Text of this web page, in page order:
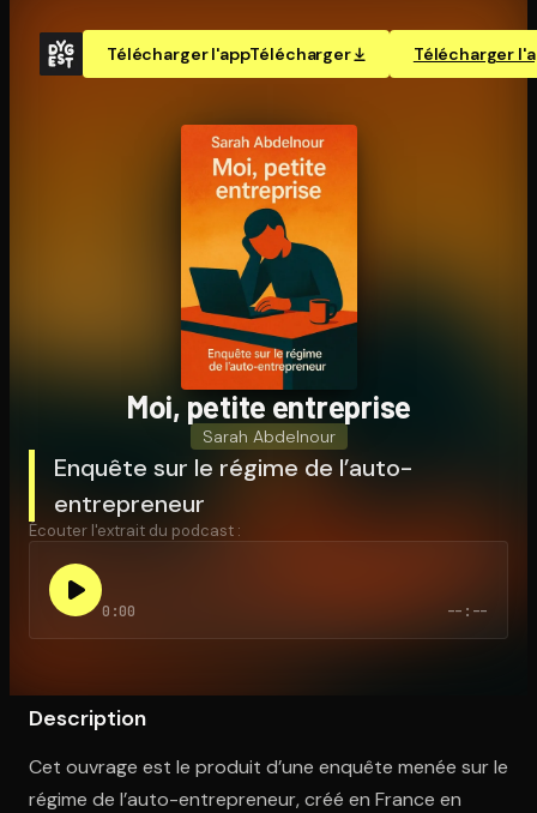
Télécharger l'appTélécharger Télécharger
Ouvre l'app Appareil photo, pointe sur le code. C'est gratuit à
Moi, petite entreprise
Sarah Abdelnour
Enquête sur le régime de l’auto-
entrepreneur
Écouter l'extrait du podcast :
0:00 --:--
Description
Cet ouvrage est le produit d’une enquête menée sur le
régime de l’auto-entrepreneur, créé en France en